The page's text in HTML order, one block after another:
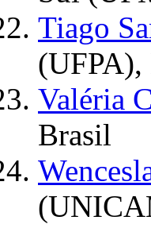
Tiago
(UFPA),
Valéria
Brasil